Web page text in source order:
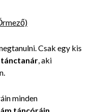
Csak egy kis
, aki
minden